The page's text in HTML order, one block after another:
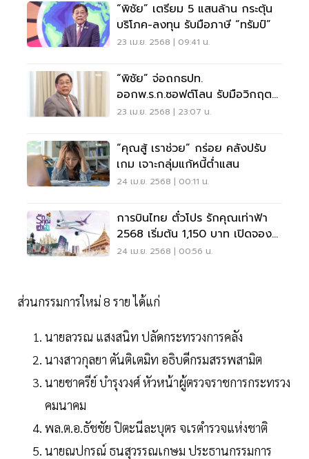
“พิชัย” เตรียม 5 แสนล้าน กระตุ้น
บริโภค-ลงทุน รับมือภาษี “ทรัมป์”
23 เม.ย. 2568 | 09:41 น.
“พิชัย” จ่อถกธปท.
ออกพ.ร.ก.ซอฟต์โลน รับมือวิกฤต
ภาษีสหรัฐ
23 เม.ย. 2568 | 23:07 น.
“คุณสู้ เราช่วย” กร่อย คลังปรับ
เกม เจาะกลุ่มแก้หนี้ต่ำแสน
24 เม.ย. 2568 | 00:11 น.
การบินไทย ตั๋วโปร รักคุณเท่าฟ้า
2568 เริ่มต้น 1,150 บาท เปิดจอง
24-27 เมย.นี้
24 เม.ย. 2568 | 00:56 น.
ส่วนกรรมการใหม่ 8 ราย ได้แก่
นายลวรณ แสงสนิท ปลัดกระทรวงการคลัง
นางสาวกุลยา ตันติเตมิท อธิบดีกรมสรรพสามิต
นายชาครีย์ บำรุงวงศ์ หัวหน้าผู้ตรวจราชการกระทรวง
คมนาคม
พล.ต.อ.ธัชชัย ปิตะนีละบุตร จเรตำรวจแห่งชาติ
นายณปกรณ์ ธนสุวรรณเกษม ประธานกรรมการ